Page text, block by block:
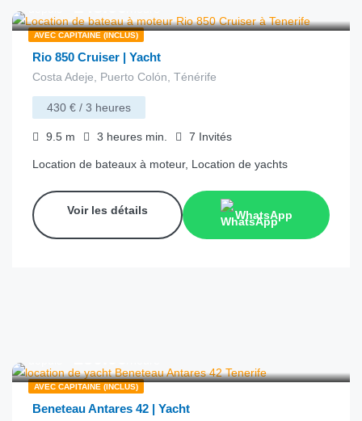
AVEC CAPITAINE (INCLUS)
Rio 850 Cruiser | Yacht
Costa Adeje, Puerto Colón, Ténérife
430 € / 3 heures
9.5 m 3 heures min. 7 Invités
Location de bateaux à moteur, Location de yachts
Voir les détails WhatsApp
AVEC CAPITAINE (INCLUS)
Beneteau Antares 42 | Yacht